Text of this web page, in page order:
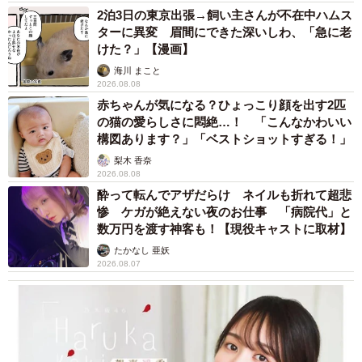
2泊3日の東京出張→飼い主さんが不在中ハムス
ターに異変 眉間にできた深いしわ、「急に老
けた？」【漫画】
海川 まこと
2026.08.08
赤ちゃんが気になる？ひょっこり顔を出す2匹
の猫の愛らしさに悶絶…！ 「こんなかわいい
構図あります？」「ベストショットすぎる！」
梨木 香奈
2026.08.08
酔って転んでアザだらけ ネイルも折れて超悲
惨 ケガが絶えない夜のお仕事 「病院代」と
数万円を渡す神客も！【現役キャストに取材】
たかなし 亜妖
2026.08.07